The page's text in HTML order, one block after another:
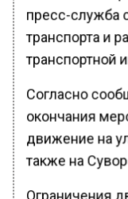
пресс-служба
транспорта и
транспортной
Согласно
окончания
движение на
также на
Ограничения